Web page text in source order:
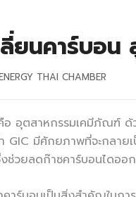
ยนคาร์บอ
THAI CHAMBER
อุตสาหกรรมเคมีภัณฑ์ ด้
GIC มีศักยภาพที่จะกลาย
วยลดก๊าซคาร์บอนไดออก